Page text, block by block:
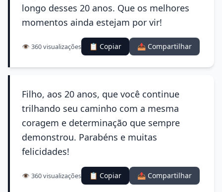
longo desses 20 anos. Que os melhores
momentos ainda estejam por vir!
👁️ 360 visualizações 📋 Copiar 📤 Compartilhar
Filho, aos 20 anos, que você continue
trilhando seu caminho com a mesma
coragem e determinação que sempre
demonstrou. Parabéns e muitas
felicidades!
👁️ 360 visualizações 📋 Copiar 📤 Compartilhar